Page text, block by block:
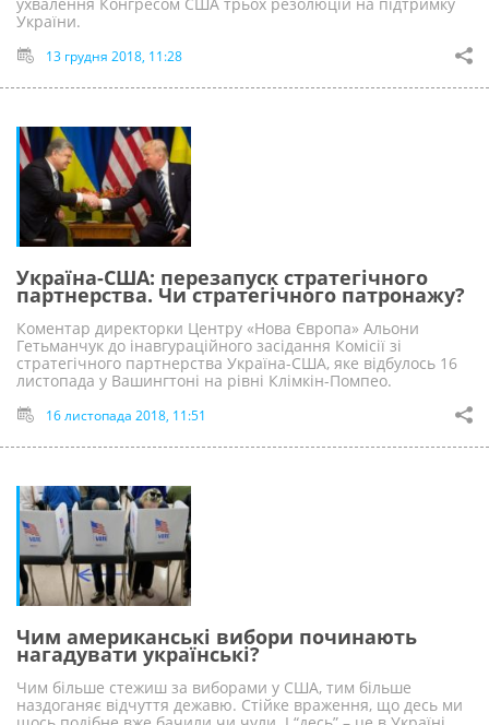
України.
13 грудня 2018, 11:28
Україна-США: перезапуск стратегічного
партнерства. Чи стратегічного патронажу?
Коментар директорки Центру «Нова Європа» Альони
Гетьманчук до інавгураційного засідання Комісії зі
стратегічного партнерства Україна-США, яке відбулось 16
листопада у Вашингтоні на рівні Клімкін-Помпео.
16 листопада 2018, 11:51
Чим американські вибори починають
нагадувати українські?
Чим більше стежиш за виборами у США, тим більше
наздоганяє відчуття дежавю. Стійке враження, що десь ми